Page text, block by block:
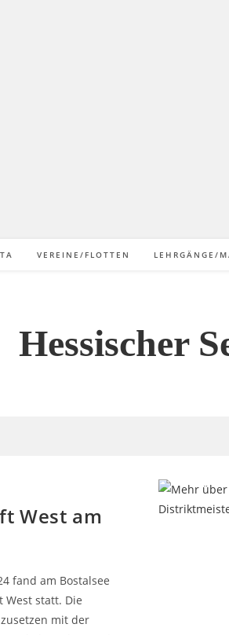
VEREINE/FLOTTEN LEHRGÄNGE/
Hessischer
West am
fand am Bostalsee
statt. Die
mit der